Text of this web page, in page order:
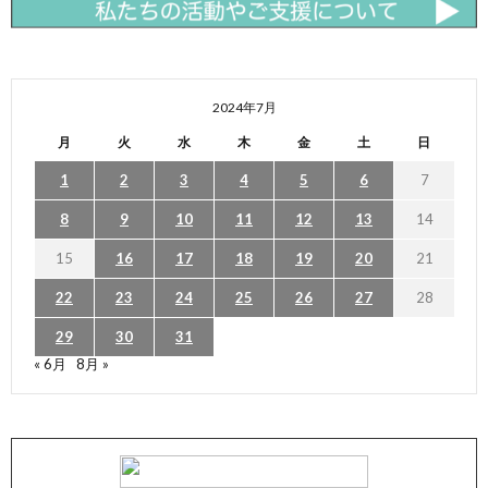
2024年7月
月 火 水 木 金 土 日
1 2 3 4 5 6 7
8 9 10 11 12 13 14
15 16 17 18 19 20 21
22 23 24 25 26 27 28
29 30
31
« 6月
8月 »